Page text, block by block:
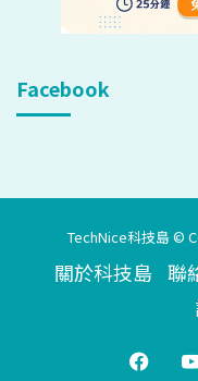
Facebook
TechNice科技島 ©
關於科技島 聯